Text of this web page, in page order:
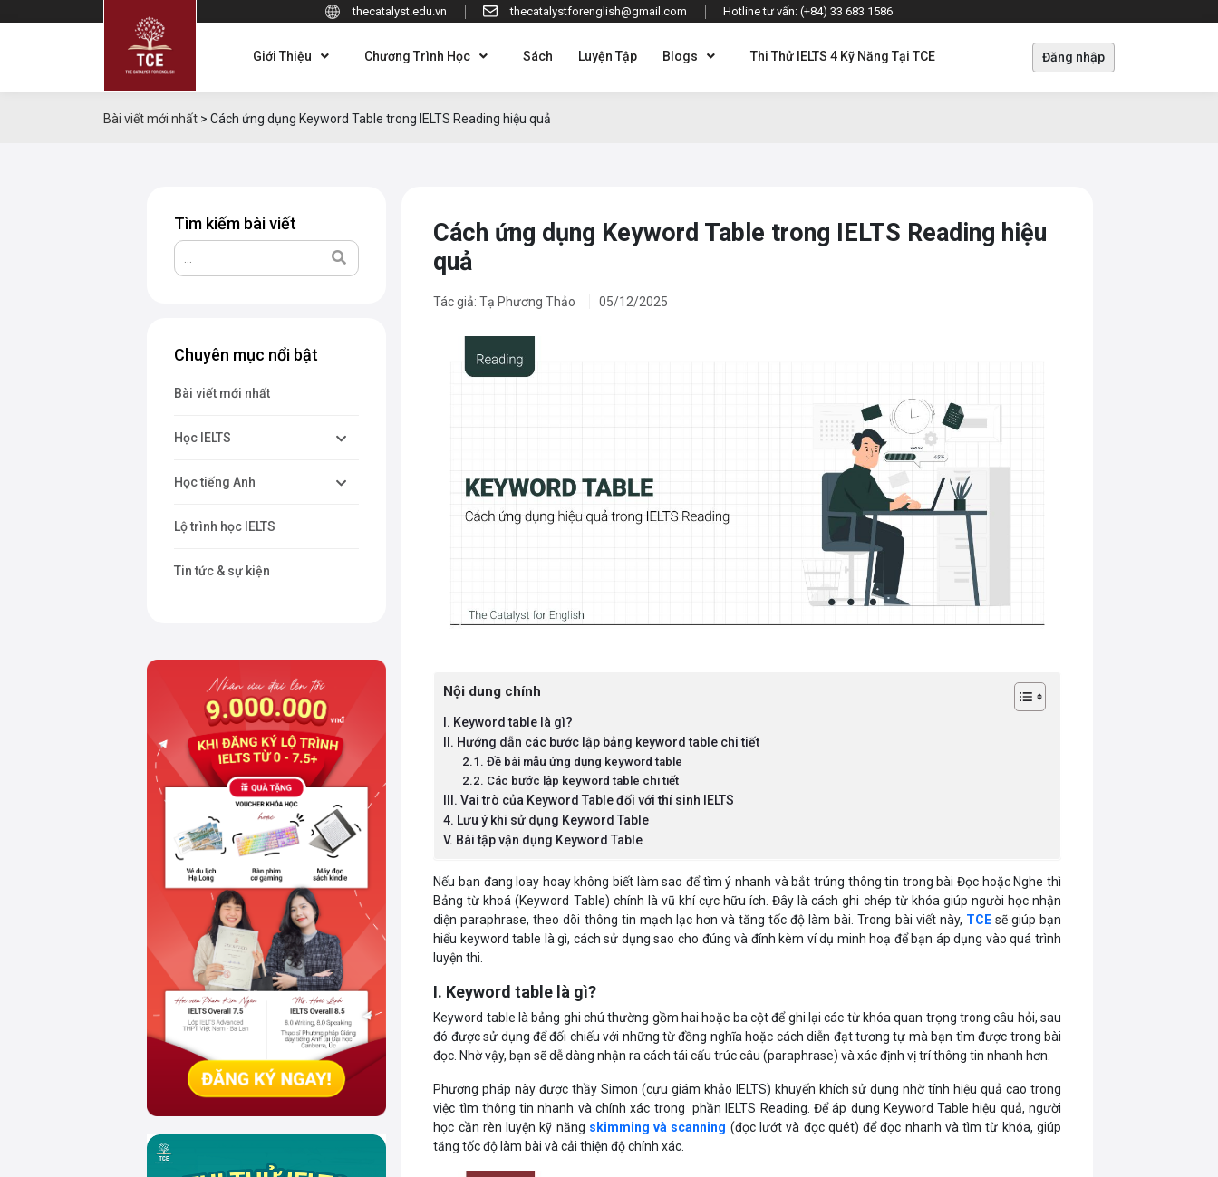
thecatalyst.edu.vn thecatalystforenglish@gmail.com Hotline tư vấn: (+84) 33 683 1586
Giới Thiệu Chương Trình Học Sách Luyện Tập Blogs Thi Thử IELTS 4 Kỹ Năng Tại TCE Đăng nhập
Bài viết mới nhất > Cách ứng dụng Keyword Table trong IELTS Reading hiệu quả
Tìm kiếm bài viết
Chuyên mục nổi bật
Bài viết mới nhất
Học IELTS
Học tiếng Anh
Lộ trình học IELTS
Tin tức & sự kiện
Cách ứng dụng Keyword Table trong IELTS Reading hiệu
quả
Tác giả: Tạ Phương Thảo 05/12/2025
Nội dung chính
I. Keyword table là gì?
II. Hướng dẫn các bước lập bảng keyword table chi tiết
2.1. Đề bài mẫu ứng dụng keyword table
2.2. Các bước lập keyword table chi tiết
III. Vai trò của Keyword Table đối với thí sinh IELTS
4. Lưu ý khi sử dụng Keyword Table
V. Bài tập vận dụng Keyword Table
Nếu bạn đang loay hoay không biết làm sao để tìm ý nhanh và bắt trúng thông tin trong bài Đọc hoặc Nghe thì
Bảng từ khoá (Keyword Table) chính là vũ khí cực hữu ích. Đây là cách ghi chép từ khóa giúp người học nhận
diện paraphrase, theo dõi thông tin mạch lạc hơn và tăng tốc độ làm bài. Trong bài viết này, TCEsẽ giúp bạn
hiểu keyword table là gì, cách sử dụng sao cho đúng và đính kèm ví dụ minh hoạ để bạn áp dụng vào quá trình
luyện thi.
I. Keyword table là gì?
Keyword table là bảng ghi chú thường gồm hai hoặc ba cột để ghi lại các từ khóa quan trọng trong câu hỏi, sau
đó được sử dụng để đối chiếu với những từ đồng nghĩa hoặc cách diễn đạt tương tự mà bạn tìm được trong bài
đọc. Nhờ vậy, bạn sẽ dễ dàng nhận ra cách tái cấu trúc câu (paraphrase) và xác định vị trí thông tin nhanh hơn.
Phương pháp này được thầy Simon (cựu giám khảo IELTS) khuyến khích sử dụng nhờ tính hiệu quả cao trong
việc tìm thông tin nhanh và chính xác trong phần IELTS Reading. Để áp dụng Keyword Table hiệu quả, người
học cần rèn luyện kỹ năng skimming và scanning (đọc lướt và đọc quét) để đọc nhanh và tìm từ khóa, giúp
tăng tốc độ làm bài và cải thiện độ chính xác.